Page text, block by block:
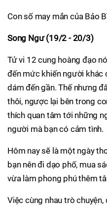
Con số may mắn của Bảo
Song Ngư (19/2 - 20/3)
Tử vi 12 cung hoàng đạo
đến mức khiến người khác
dám đến gần. Thế nhưng
thôi, ngược lại bên trong
thích quan tâm tới những
người mà bạn có cảm tình.
Hôm nay sẽ là một ngày
bạn nên đi dạo phố, mua
vừa làm phong phú thêm
Việc cùng nhau trò